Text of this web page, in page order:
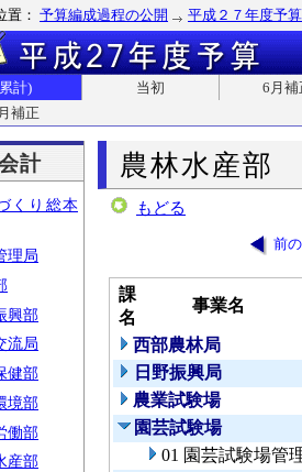
置： 予算編成過程の公開 平成２７年度予算
計) 当初
6月補
補正
計
くり総本
理局
興部
流局
健部
境部
働部
産部
農林水産部
もどる
前
課
名
事業名
西部農林局
日野振興局
農業試験場
園芸試験場
01 園芸試験場管